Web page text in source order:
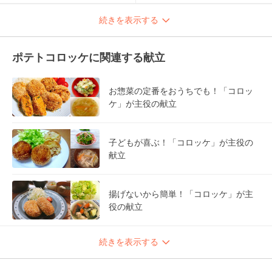
続きを表示する
ポテトコロッケに関連する献立
お惣菜の定番をおうちでも！「コロッ
ケ」が主役の献立
子どもが喜ぶ！「コロッケ」が主役の
献立
揚げないから簡単！「コロッケ」が主
役の献立
続きを表示する